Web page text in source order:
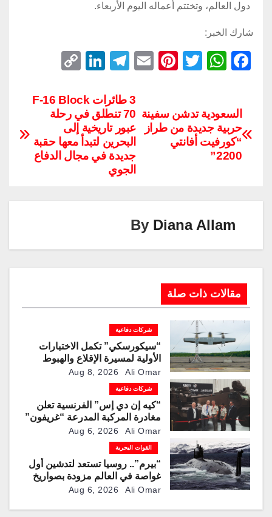
دول العالم، وتختتم أعماله اليوم الأربعاء.
شارك الخبر:
F
e
b
o
W
s
A
T
er
Pi
e
st
E
ail
T
e
gr
a
m
Li
k
e
dI
n
p
y
Li
n
3 طائرات F-16 Block
70 تنطلق في رحلة
عبور تاريخية إلى
البحرين لتبدأ معها حقبة
جديدة في مجال الدفاع
الجوي
السعودية تدشن سفينة
حربية جديدة من طراز
“كورفيت أفانتي
2200”
By Diana Allam
مقالات ذات صلة
شركات دفاعية
“سيكورسكي” تكمل الاختبارات
الأولية لمسيرة الإقلاع والهبوط
العمودي “نوماد 100”Aug 8, 2026 Ali Omar
شركات دفاعية
“كيه إن دي إس” الفرنسية تعلن
مغادرة المركبة المدرعة “غريفون”
رقم 1000 لخط الإنتاج
Aug 6, 2026 Ali Omar
القوات البحرية
“بيرم”.. روسيا تستعد لتدشين أول
غواصة في العالم مزودة بصواريخ
كروز فرط صوتيةAug 6, 2026 Ali Omar